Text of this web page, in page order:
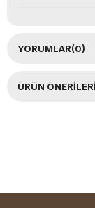
YORUMLAR(0)
ÜRÜN ÖNERILERI